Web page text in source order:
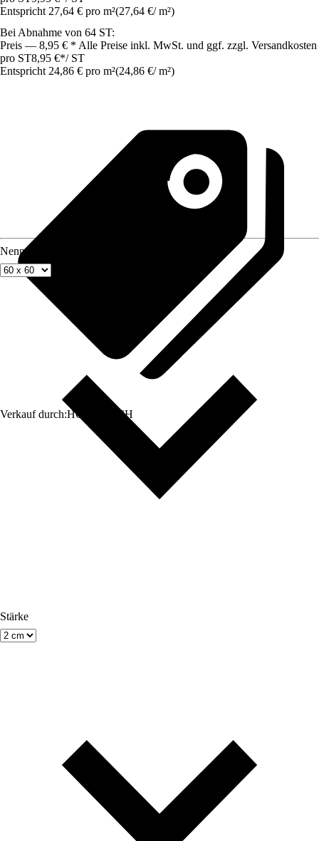
Entspricht 27,64 € pro m²(27,64 €/ m²)
Bei Abnahme von 64 ST:
Preis — 8,95 € * Alle Preise inkl. MwSt. und ggf. zzgl. Versandkosten
pro ST8,95 €*/ ST
Entspricht 24,86 € pro m²(24,86 €/ m²)
Verkauf durch:HORNBACH
Nenngröße in cm
Stärke